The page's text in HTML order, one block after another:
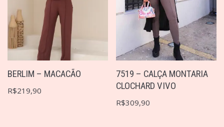
BERLIM – MACACÃO
R$219,90
7519 – CALÇA MONTARIA
CLOCHARD VIVO
R$309,90